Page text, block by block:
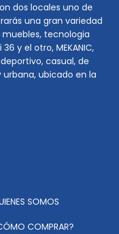
dos locales uno de
una gran variedad
tecnologia
y el otro, MEKANIC,
casual, de
ubicado en la
SOMOS
COMPRAR?